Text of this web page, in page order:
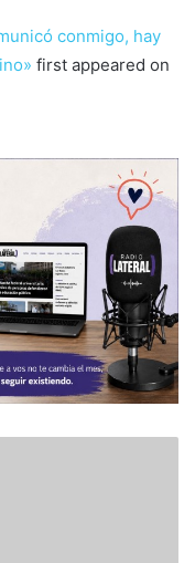
conmigo, hay
first appeared on